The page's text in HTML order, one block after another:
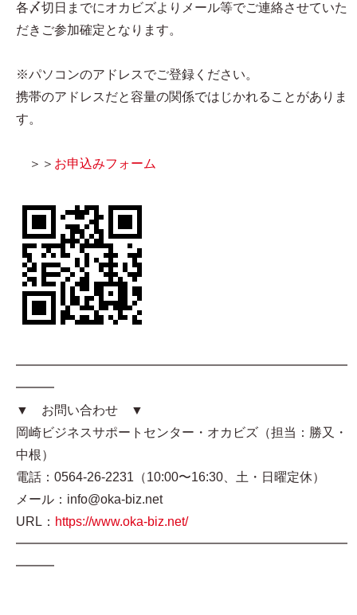
各〆切日までにオカビズよりメール等でご連絡させていた
だきご参加確定となります。
※パソコンのアドレスでご登録ください。
携帯のアドレスだと容量の関係ではじかれることがありま
す。
＞＞ お申込みフォーム
━━━━━━━━━━━━━━━━━━━━━━━━━━
━━━
▼ お問い合わせ ▼
岡崎ビジネスサポートセンター・オカビズ（担当：勝又・
中根）
電話：0564-26-2231（10:00〜16:30、土・日曜定休）
メール：info@oka-biz.net
URL： https://www.oka-biz.net/
━━━━━━━━━━━━━━━━━━━━━━━━━━
━━━